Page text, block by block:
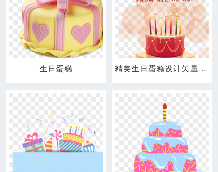
生日蛋糕 精美生日蛋糕设计矢量素材